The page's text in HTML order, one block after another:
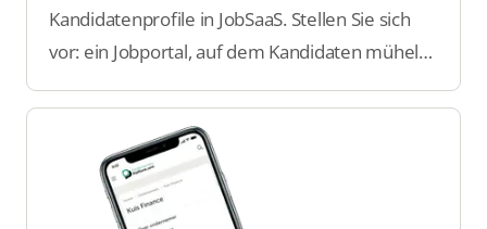
Kandidatenprofile in JobSaaS. Stellen Sie sich
vor: ein Jobportal, auf dem Kandidaten mühelos
direkt die richtigen Talente finden und Sie alles
übersichtlich verwalten.